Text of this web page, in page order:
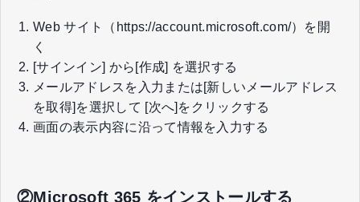
Web サイト（ https://account.microsoft.com/）を開
く
[サインイン] から[作成] を選択する
メールアドレスを入力または[新しいメールアドレス
を取得]を選択して [次へ]をクリックする
画面の表示内容に沿って情報を入力する
②Microsoft 365 をインストールする